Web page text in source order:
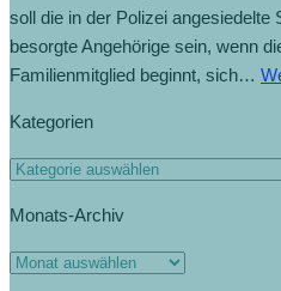
soll die in der Polizei angesiedelte
besorgte Angehörige sein, wenn
Familienmitglied beginnt, sich…
Kategorien
Monats-Archiv